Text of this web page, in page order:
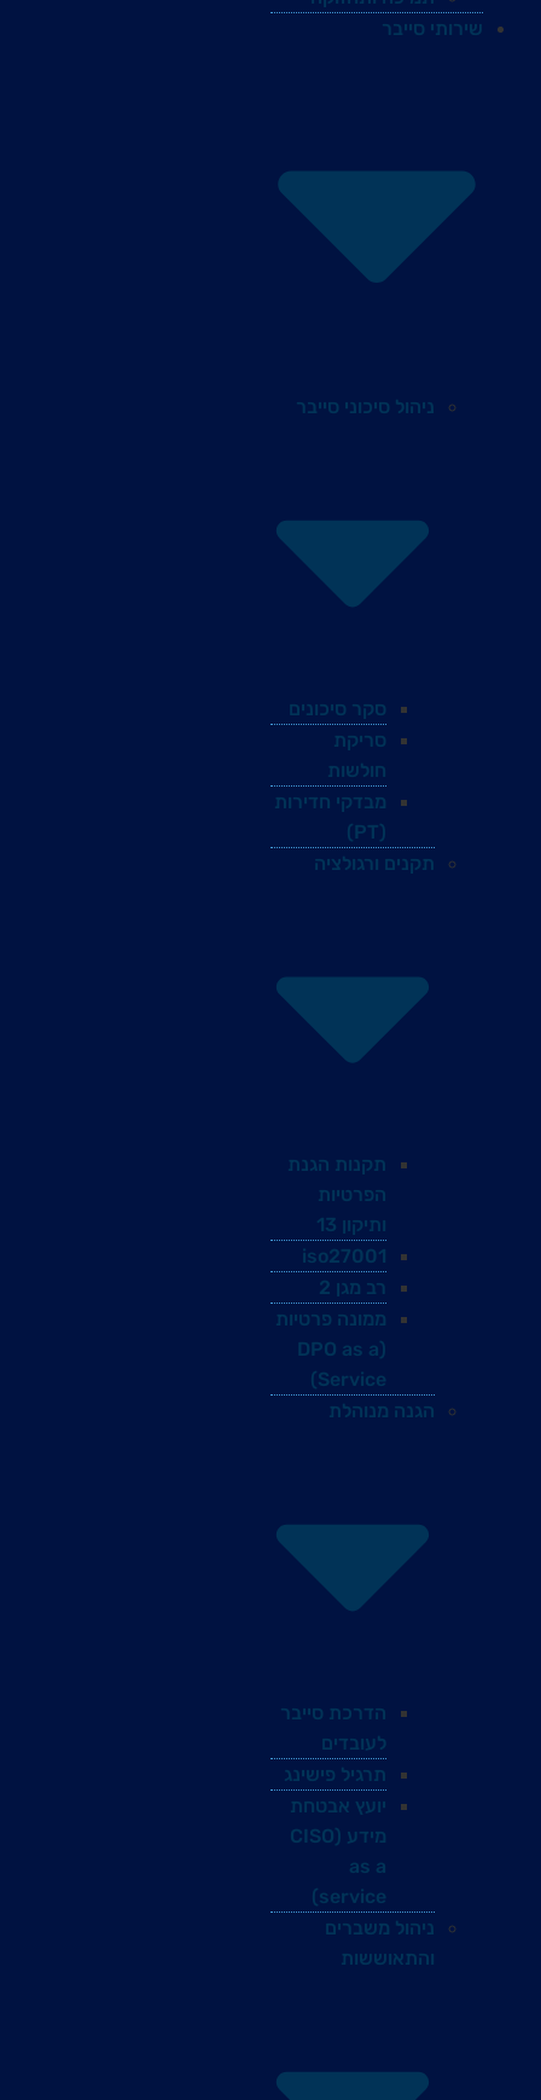
שירותי סייבר
ניהול סיכוני סייבר
סקר סיכונים
סריקת
חולשות
מבדקי חדירות
(PT)
תקנים ורגולציה
תקנות הגנת
הפרטיות
ותיקון 13
iso27001
רב מגן 2
ממונה פרטיות
(DPO as a
Service)
הגנה מנוהלת
הדרכת סייבר
לעובדים
תרגיל פישינג
יועץ אבטחת
מידע (CISO
as a
service)
ניהול משברים
והתאוששות